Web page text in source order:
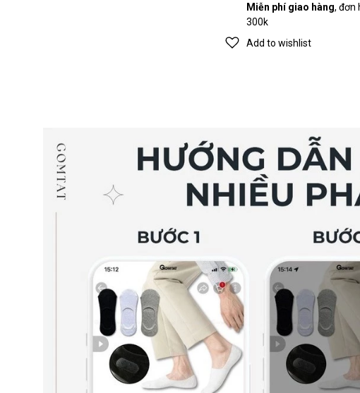
Miễn phí giao hàng, đơn
300k
Add to wishlist